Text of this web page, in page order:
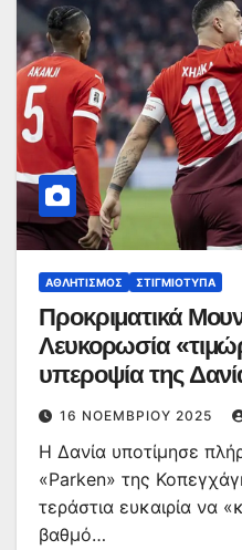
ΑΘΛΗΤΙΣΜΌΣ ΣΤΙΓΜΙΌΤΥΠΑ
Προκριματικά
Λευκορωσία
υπεροψία της
τελικά η Ελβετία
16 ΝΟΕΜΒΡΊΟΥ 2025
Η Δανία υποτίμησε
«Parken» της
τεράστια ευκαιρία να
βαθμό…